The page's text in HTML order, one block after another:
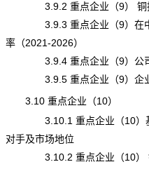
3.9.2 重点企业（9） 铜抗
3.9.3 重点企业（9）在中国
率（2021-2026）
3.9.4 重点企业（9）公司
3.9.5 重点企业（9）企业
3.10 重点企业（10）
3.10.1 重点企业（10）基本
对手及市场地位
3.10.2 重点企业（10） 铜